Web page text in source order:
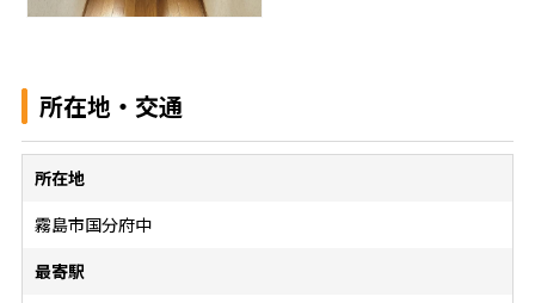
所在地・交通
所在地
霧島市国分府中
最寄駅